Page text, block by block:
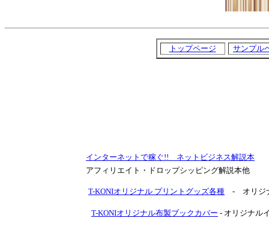
トップページ サンプル
インターネットで稼ぐ!! ネットビジネス解説本
アフィリエイト・ドロップシッピング解説本他
T-KONIオリジナル プリントグッズ各種 - オリジナ
T-KONIオリジナル布製ブックカバー - オリジナル